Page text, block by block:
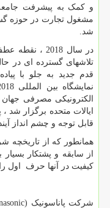
و کمک به پیشرفت
مشغول تجارت در حوزه
شد.
در سال 2018
تلاشهای گسترده ای در
قدم جدید به جلو با
نمایشگاه بین المللی
قابل توجه و چشم انداز
همانطور که از
از سابقه و پشتکار بسیار
کیفیت در آنها حرف اول را
شرکت پاناسونیک